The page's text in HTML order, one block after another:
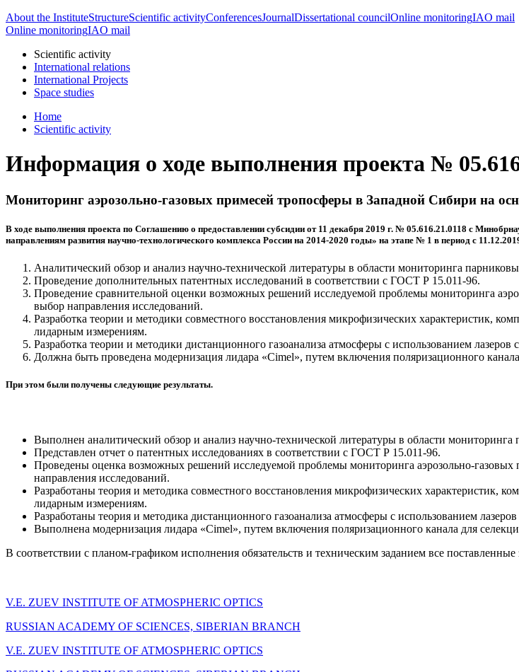
About the InstituteStructureScientific activityConferencesJournalDissertational councilOnline monitoringIAO mail
Online monitoringIAO mail
Scientific activity
International relations
International Projects
Space studies
Home
Scientific activity
Информация о ходе выполнения проекта №
Мониторинг аэрозольно-газовых примесей тропосферы в Западной Сибири на
В ходе выполнения проекта по Соглашению о предоставлении субсидии от 11 декабря 2019 г. № 05.616.21.0118 с
направлениям развития научно-технологического комплекса России на 2014-2020 годы» на этапе № 1 в период с
Аналитический обзор и анализ научно-технической литературы в области мониторинга
Проведение дополнительных патентных исследований в соответствии с ГОСТ Р 15.011-96.
Проведение сравнительной оценки возможных решений исследуемой проблемы мониторинга
выбор направления исследований.
Разработка теории и методики совместного восстановления микрофизических характеристик,
лидарным измерениям.
Разработка теории и методики дистанционного газоанализа атмосферы с использованием лазеров
Должна быть проведена модернизация лидара «Cimel», путем включения поляризационного
При этом были получены следующие результаты.
Выполнен аналитический обзор и анализ научно-технической литературы в области мониторинга
Представлен отчет о патентных исследованиях в соответствии с ГОСТ Р 15.011-96.
Проведены оценка возможных решений исследуемой проблемы мониторинга аэрозольно-газовых
направления исследований.
Разработаны теория и методика совместного восстановления микрофизических характеристик,
лидарным измерениям.
Разработаны теория и методика дистанционного газоанализа атмосферы с использованием
Выполнена модернизация лидара «Cimel», путем включения поляризационного канала для
В соответствии с планом-графиком исполнения обязательств и техническим заданием все
V.E. ZUEV INSTITUTE OF ATMOSPHERIC OPTICS
RUSSIAN ACADEMY OF SCIENCES, SIBERIAN BRANCH
V.E. ZUEV INSTITUTE OF ATMOSPHERIC OPTICS